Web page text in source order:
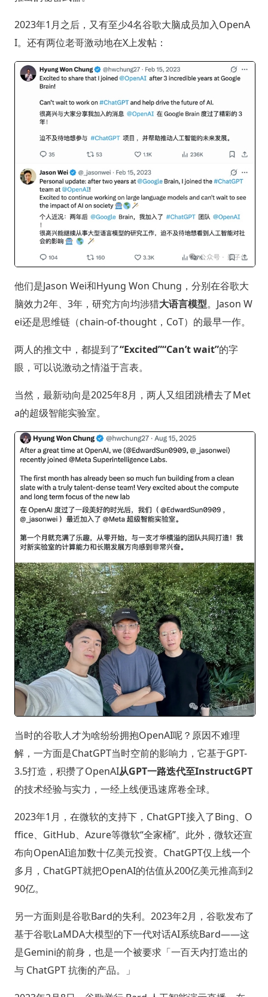
2023年1月之后，又有至少4名谷歌大脑成员加入OpenA
I。还有两位老哥激动地在X上发帖：
他们是Jason Wei和Hyung Won Chung，分别在谷歌大
脑效力2年、3年，研究方向均涉猎大语言模型。Jason W
ei还是思维链（chain-of-thought，CoT）的最早一作。
两人的推文中，都提到了“Excited”“Can’t wait”的字
眼，可以说激动之情溢于言表。
当然，最新动向是2025年8月，两人又组团跳槽去了Met
a的超级智能实验室。
当时的谷歌人才为啥纷纷拥抱OpenAI呢？原因不难理
解，一方面是ChatGPT当时空前的影响力，它基于GPT-
3.5打造，积攒了OpenAI从GPT一路迭代至InstructGPT
的技术经验与实力，一经上线便迅速席卷全球。
2023年1月，在微软的支持下，ChatGPT接入了Bing、O
ffice、GitHub、Azure等微软“全家桶”。此外，微软还宣
布向OpenAI追加数十亿美元投资。ChatGPT仅上线一个
多月，ChatGPT就把OpenAI的估值从200亿美元推高到2
90亿。
另一方面则是谷歌Bard的失利。2023年2月，谷歌发布了
基于谷歌LaMDA大模型的下一代对话AI系统Bard——这
是Gemini的前身，也是一个被要求「一百天内打造出的
与 ChatGPT 抗衡的产品。」